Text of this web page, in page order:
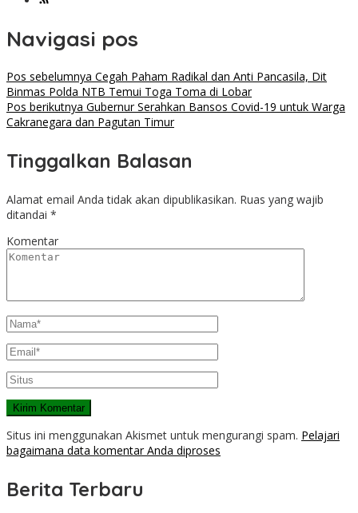
Navigasi pos
Pos sebelumnya Cegah Paham Radikal dan Anti Pancasila, Dit
Binmas Polda NTB Temui Toga Toma di Lobar
Pos berikutnya Gubernur Serahkan Bansos Covid-19 untuk Warga
Cakranegara dan Pagutan Timur
Tinggalkan Balasan
Alamat email Anda tidak akan dipublikasikan. Ruas yang wajib
ditandai *
Komentar
Situs ini menggunakan Akismet untuk mengurangi spam. Pelajari
bagaimana data komentar Anda diproses
Berita Terbaru